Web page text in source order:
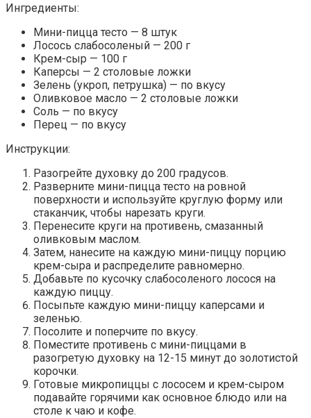
Ингредиенты:
Мини-пицца тесто — 8 штук
Лосось слабосоленый — 200 г
Крем-сыр — 100 г
Каперсы — 2 столовые ложки
Зелень (укроп, петрушка) — по вкусу
Оливковое масло — 2 столовые ложки
Соль — по вкусу
Перец — по вкусу
Инструкции:
Разогрейте духовку до 200 градусов.
Разверните мини-пицца тесто на ровной
поверхности и используйте круглую форму или
стаканчик, чтобы нарезать круги.
Перенесите круги на противень, смазанный
оливковым маслом.
Затем, нанесите на каждую мини-пиццу порцию
крем-сыра и распределите равномерно.
Добавьте по кусочку слабосоленого лосося на
каждую пиццу.
Посыпьте каждую мини-пиццу каперсами и
зеленью.
Посолите и поперчите по вкусу.
Поместите противень с мини-пиццами в
разогретую духовку на 12-15 минут до золотистой
корочки.
Готовые микропиццы с лососем и крем-сыром
подавайте горячими как основное блюдо или на
столе к чаю и кофе.